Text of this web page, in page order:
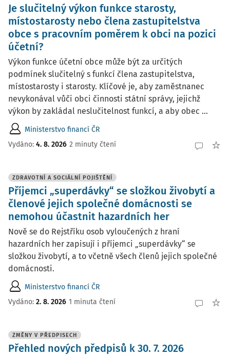
Je slučitelný výkon funkce starosty,
místostarosty nebo člena zastupitelstva
obce s pracovním poměrem k obci na pozici
účetní?
Výkon funkce účetní obce může být za určitých
podmínek slučitelný s funkcí člena zastupitelstva,
místostarosty i starosty. Klíčové je, aby zaměstnanec
nevykonával vůči obci činnosti státní správy, jejichž
výkon by zakládal neslučitelnost funkcí, a aby obec ...
Ministerstvo financí ČR
Vydáno: 4. 8. 2026 2 minuty čtení
ZDRAVOTNÍ A SOCIÁLNÍ POJIŠTĚNÍ
Příjemci „superdávky“ se složkou živobytí a
členové jejich společné domácnosti se
nemohou účastnit hazardních her
Nově se do Rejstříku osob vyloučených z hraní
hazardních her zapisují i příjemci „superdávky“ se
složkou živobytí, a to včetně všech členů jejich společné
domácnosti.
Ministerstvo financí ČR
Vydáno: 2. 8. 2026 1 minuta čtení
ZMĚNY V PŘEDPISECH
Přehled nových předpisů k 30. 7. 2026